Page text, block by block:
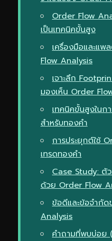
Order Flow
เป็นเทคนิคขั้นสูง
เครื่องมือและแ
Flow Analysis
เจาะลึก
มองเห็น Order
เทคนิคขั้นสูงในก
สำหรับทองคำ
การประยุกต์ใช้
เทรดทองคำ
Case Study: ตั
ด้วย Order Flow
ข้อดีและข้อจำกั
Analysis
คำถามที่พบบ่อย